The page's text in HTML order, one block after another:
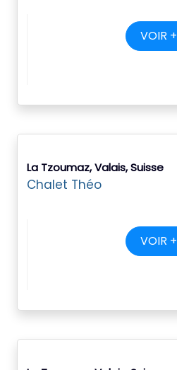
VOIR +
La Tzoumaz, Valais, Suisse
Chalet Théo
VOIR +